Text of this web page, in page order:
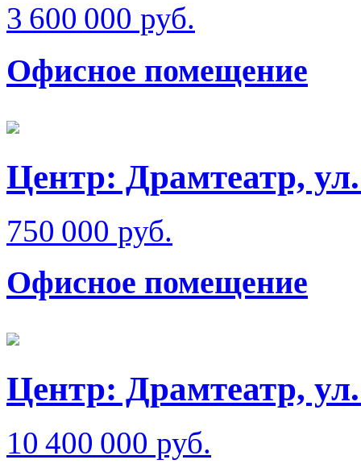
3 600 000 руб.
Офисное помещение
Центр: Драмтеатр,
750 000 руб.
Офисное помещение
Центр: Драмтеатр,
10 400 000 руб.